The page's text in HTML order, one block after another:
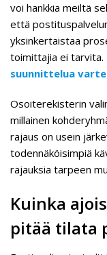
voi hankkia meiltä
että
yksinkertaistaa
toimittajia ei tarvita.
suunnittelua
Osoiterekisterin
millainen
rajaus on usein
todennäköisimpiä
rajauksia tarpeen
Kuinka
pitää tilata